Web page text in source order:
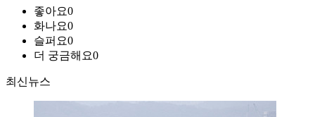
좋아요0
화나요0
슬퍼요0
더 궁금해요0
최신뉴스